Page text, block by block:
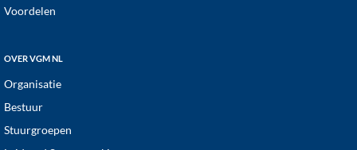
Voordelen
OVER VGM NL
Organisatie
Bestuur
Stuurgroepen